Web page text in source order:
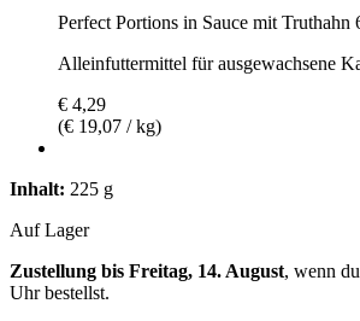
Perfect Portions in Sauce mit Truthahn
Alleinfuttermittel für ausgewachsene
€ 4,29
(€ 19,07 / kg)
Inhalt: 225 g
Auf Lager
Zustellung bis Freitag, 14. August, wenn
Uhrbestellst.